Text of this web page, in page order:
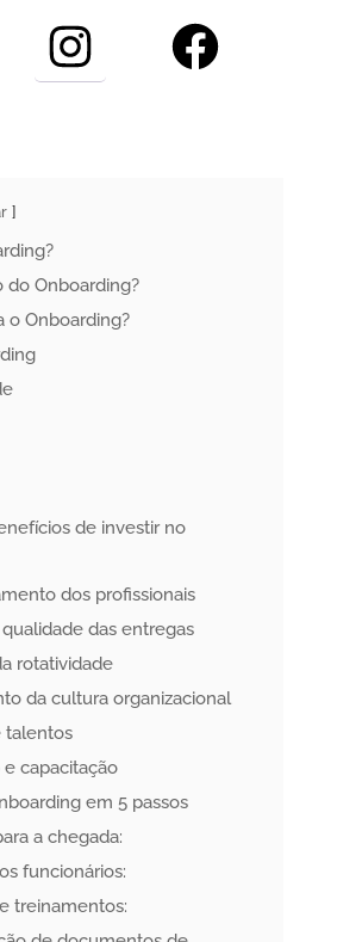
InstagramFacebook
do Onboarding?
o Onboarding?
de investir no
dos profissionais
das entregas
rotatividade
da cultura organizacional
talentos
capacitação
em 5 passos
a chegada:
funcionários:
treinamentos: